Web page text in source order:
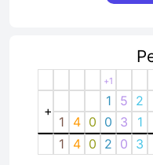
+1
+
1 5 2
1
4 0 0 3 1
1
4 0 2 0 3